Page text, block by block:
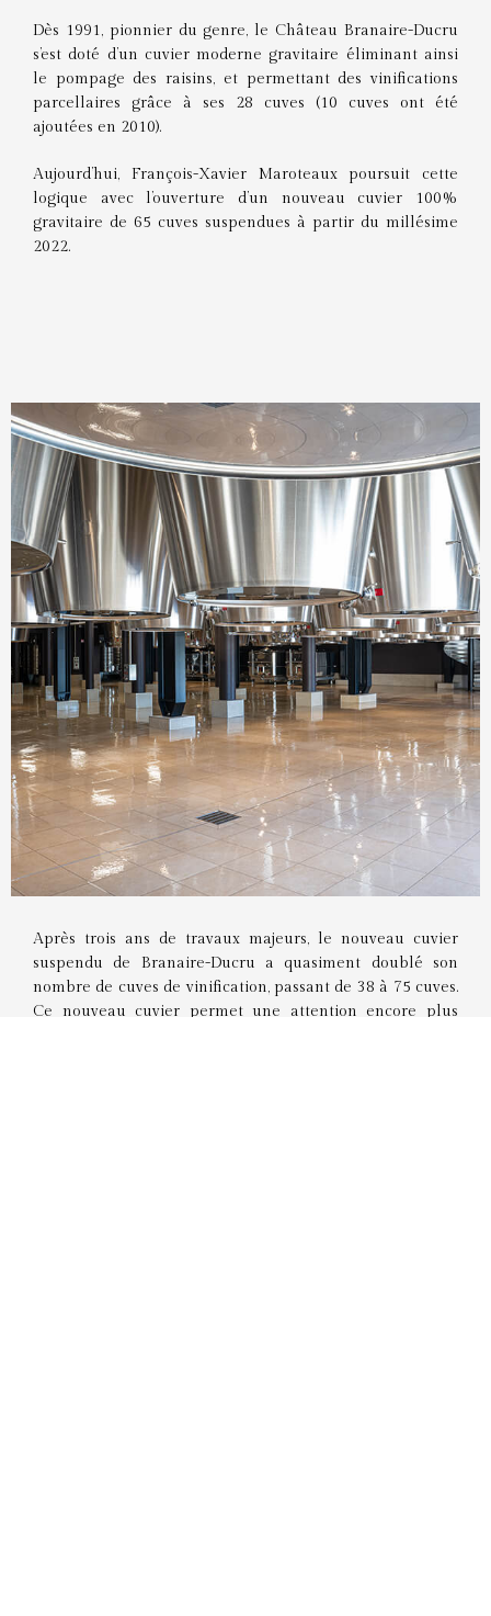
Dès 1991, pionnier du genre, le Château Branaire-Ducru
s’est doté d’un cuvier moderne gravitaire éliminant ainsi
le pompage des raisins, et permettant des vinifications
parcellaires grâce à ses 28 cuves (10 cuves ont été
ajoutées en 2010).
Aujourd’hui, François-Xavier Maroteaux poursuit cette
logique avec l’ouverture d’un nouveau cuvier 100%
gravitaire de 65 cuves suspendues à partir du millésime
2022.
Après trois ans de travaux majeurs, le nouveau cuvier
suspendu de Branaire-Ducru a quasiment doublé son
nombre de cuves de vinification, passant de 38 à 75 cuves.
Ce nouveau cuvier permet une attention encore plus